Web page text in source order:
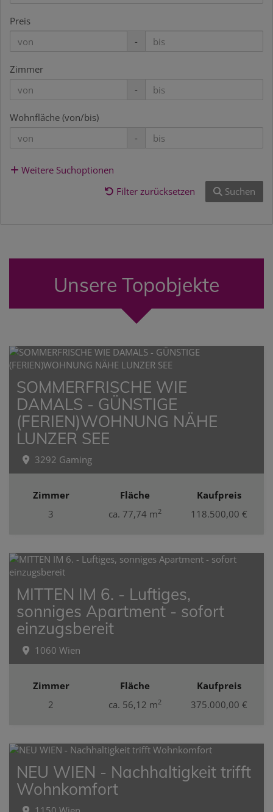
Preis
-
Zimmer
-
Wohnfläche (von/bis)
-
Weitere Suchoptionen
Filter zurücksetzen
Suchen
Unsere Topobjekte
SOMMERFRISCHE WIE
DAMALS - GÜNSTIGE
(FERIEN)WOHNUNG NÄHE
LUNZER SEE
3292 Gaming
Zimmer
3
Fläche
ca. 77,74 m2
Kaufpreis
118.500,00 €
MITTEN IM 6. - Luftiges,
sonniges Apartment - sofort
einzugsbereit
1060 Wien
Zimmer
2
Fläche
ca. 56,12 m2
Kaufpreis
375.000,00 €
NEU WIEN - Nachhaltigkeit trifft
Wohnkomfort